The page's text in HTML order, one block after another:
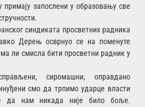
примају запослени у образовању све
синдиката просветних радника
Дерењ осврнуо се на поменуте
ли смисла бити просветни радник у
сиромашни, оправдано
смо да трпимо ударце власти
да нам никада није било боље.